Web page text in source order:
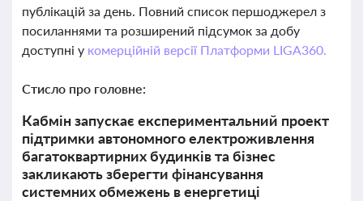
публікацій за день. Повний список першоджерел з
посиланнями та розширений підсумок за добу
доступні у комерційній версії Платформи LIGA360.
Стисло про головне:
Кабмін запускає експериментальний проект
підтримки автономного електроживлення
багатоквартирних будинків та бізнес
закликають зберегти фінансування
системних обмежень в енергетиці